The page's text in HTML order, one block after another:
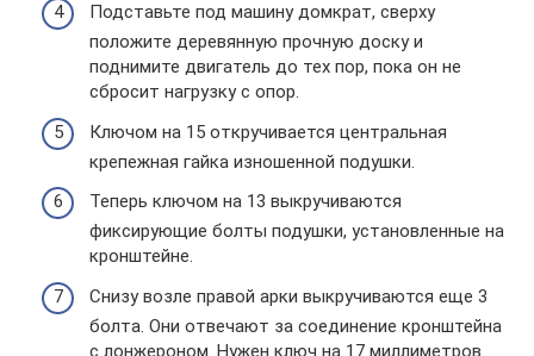
Подставьте под машину домкрат, сверху
положите деревянную прочную доску и
поднимите двигатель до тех пор, пока он не
сбросит нагрузку с опор.
Ключом на 15 откручивается центральная
крепежная гайка изношенной подушки.
Теперь ключом на 13 выкручиваются
фиксирующие болты подушки, установленные на
кронштейне.
Снизу возле правой арки выкручиваются еще 3
болта. Они отвечают за соединение кронштейна
с лонжероном. Нужен ключ на 17 миллиметров.